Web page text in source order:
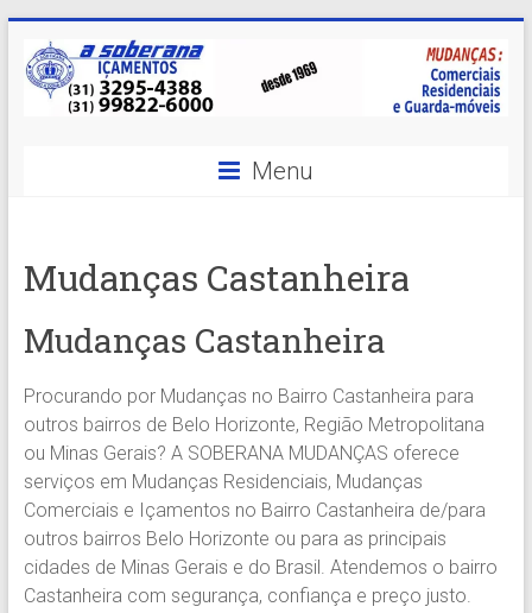
content
A
MELHOR
em
Içamentos
em
BH
e
Região.
Segurança,
Agilidade
Menu
Mudanças Castanheira
Mudanças Castanheira
Procurando por Mudanças no Bairro Castanheira para
outros bairros de Belo Horizonte, Região Metropolitana
ou Minas Gerais? A SOBERANA MUDANÇAS oferece
serviços em Mudanças Residenciais, Mudanças
Comerciais e Içamentos no Bairro Castanheira de/para
outros bairros Belo Horizonte ou para as principais
cidades de Minas Gerais e do Brasil. Atendemos o bairro
Castanheira com segurança, confiança e preço justo.